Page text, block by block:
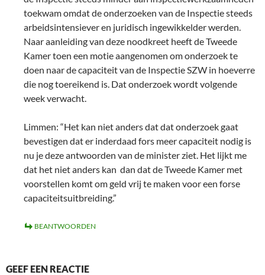
toekwam omdat de onderzoeken van de Inspectie steeds
arbeidsintensiever en juridisch ingewikkelder werden.
Naar aanleiding van deze noodkreet heeft de Tweede
Kamer toen een motie aangenomen om onderzoek te
doen naar de capaciteit van de Inspectie SZW in hoeverre
die nog toereikend is. Dat onderzoek wordt volgende
week verwacht.
Limmen: “Het kan niet anders dat dat onderzoek gaat
bevestigen dat er inderdaad fors meer capaciteit nodig is
nu je deze antwoorden van de minister ziet. Het lijkt me
dat het niet anders kan dan dat de Tweede Kamer met
voorstellen komt om geld vrij te maken voor een forse
capaciteitsuitbreiding.”
BEANTWOORDEN
GEEF EEN REACTIE